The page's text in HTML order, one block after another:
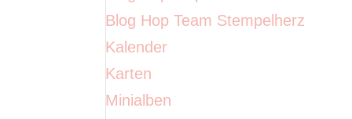
Blog Hop Team Stempelherz
Kalender
Karten
Minialben